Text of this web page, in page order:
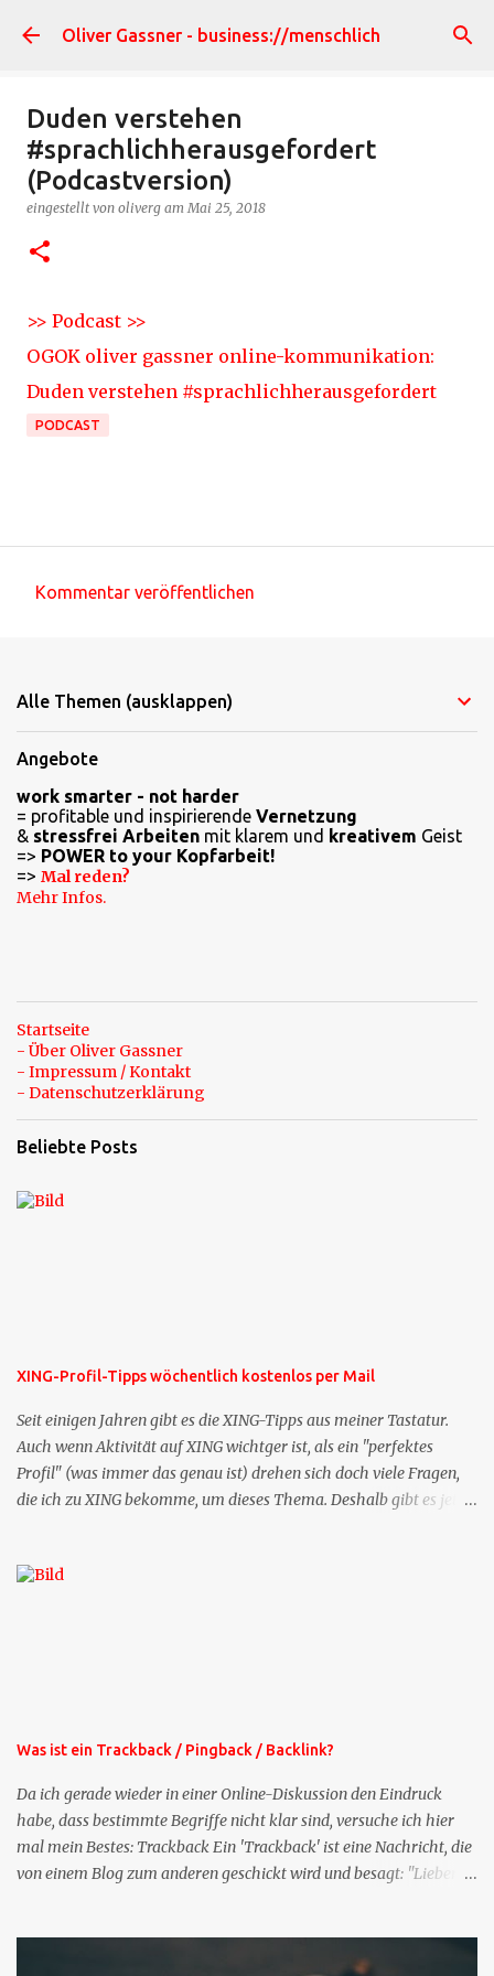
Direkt zum Hauptbereich
Oliver Gassner - business://menschlich
Duden verstehen
#sprachlichherausgefordert
(Podcastversion)
eingestellt von oliverg amMai 25, 2018
>> Podcast >>
OGOK oliver gassner online-kommunikation:
Duden verstehen #sprachlichherausgefordert
PODCAST
m
n
t
a
r
e
Kommentar veröffentlichen
Alle Themen (ausklappen)
Angebote
work smarter - not harder
= profitable und inspirierende Vernetzung
& stressfrei Arbeiten mit klarem und kreativem Geist
=> POWER to your Kopfarbeit!
=> Mal reden?
Mehr Infos.
Startseite
- Über Oliver Gassner
- Impressum / Kontakt
- Datenschutzerklärung
Beliebte Posts
XING-Profil-Tipps wöchentlich kostenlos per Mail
Seit einigen Jahren gibt es die XING-Tipps aus meiner Tastatur.
Auch wenn Aktivität auf XING wichtger ist, als ein "perfektes
Profil" (was immer das genau ist) drehen sich doch viele Fragen,
die ich zu XING bekomme, um dieses Thema. Deshalb gibt es jetzt
bekommen Sie kostenlos eine weitere Folge. Die Startsequenz ist 16
Was ist ein Trackback / Pingback / Backlink?
Da ich gerade wieder in einer Online-Diskussion den Eindruck
habe, dass bestimmte Begriffe nicht klar sind, versuche ich hier
mal mein Bestes: Trackback Ein 'Trackback' ist eine Nachricht, die
von einem Blog zum anderen geschickt wird und besagt: "Lieber